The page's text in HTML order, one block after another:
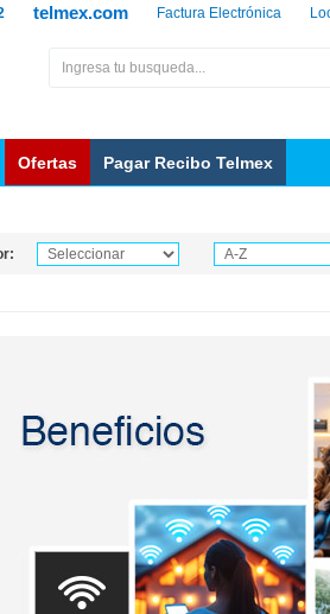
Factura Electrónica
telmex.com
Ofertas Pagar Recibo Telmex